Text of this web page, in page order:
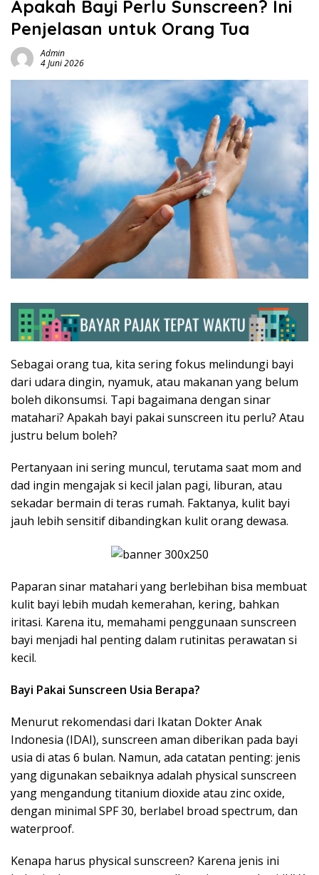
Apakah Bayi Perlu Sunscreen? Ini
Penjelasan untuk Orang Tua
Admin
4 Juni 2026
Sebagai orang tua, kita sering fokus melindungi bayi
dari udara dingin, nyamuk, atau makanan yang belum
boleh dikonsumsi. Tapi bagaimana dengan sinar
matahari? Apakah bayi pakai sunscreen itu perlu? Atau
justru belum boleh?
Pertanyaan ini sering muncul, terutama saat mom and
dad ingin mengajak si kecil jalan pagi, liburan, atau
sekadar bermain di teras rumah. Faktanya, kulit bayi
jauh lebih sensitif dibandingkan kulit orang dewasa.
Paparan sinar matahari yang berlebihan bisa membuat
kulit bayi lebih mudah kemerahan, kering, bahkan
iritasi. Karena itu, memahami penggunaan sunscreen
bayi menjadi hal penting dalam rutinitas perawatan si
kecil.
Bayi Pakai Sunscreen Usia Berapa?
Menurut rekomendasi dari Ikatan Dokter Anak
Indonesia (IDAI), sunscreen aman diberikan pada bayi
usia di atas 6 bulan. Namun, ada catatan penting: jenis
yang digunakan sebaiknya adalah physical sunscreen
yang mengandung titanium dioxide atau zinc oxide,
dengan minimal SPF 30, berlabel broad spectrum, dan
waterproof.
Kenapa harus physical sunscreen? Karena jenis ini